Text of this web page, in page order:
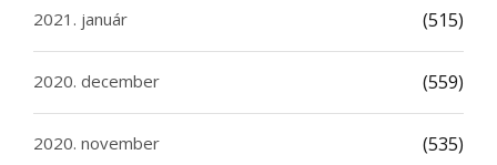
2021. január (515)
2020. december (559)
2020. november (535)